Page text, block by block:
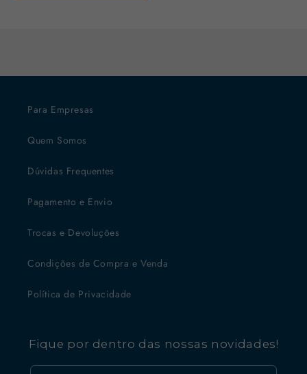
Para Empresas
Quem Somos
Dúvidas Frequentes
Pagamento e Envio
Trocas e Devoluções
Condições de Compra e Venda
Política de Privacidade
Fique por dentro das nossas novidades!